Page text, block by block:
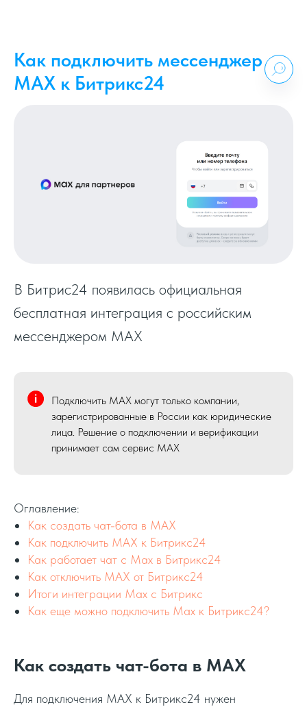
Как подключить мессенджер
MAX к Битрикс24
В Битрис24 появилась официальная
бесплатная интеграция с российским
мессенджером МАХ
Подключить MAX могут только компании,
зарегистрированные в России как юридические
лица. Решение о подключении и верификации
принимает сам сервис MAX
Оглавление:
Как создать чат-бота в MAX
Как подключить MAX к Битрикс24
Как работает чат с Мах в Битрикс24
Как отключить MAX от Битрикс24
Итоги интеграции Max c Битрикс
Как еще можно подключить Max к Битрикс24?
Как создать чат-бота в MAX
Для подключения MAX к Битрикс24 нужен